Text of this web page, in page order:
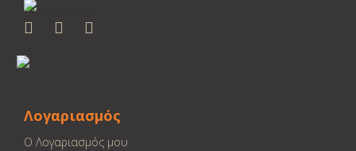
Λογαριασμός
Ο Λογαριασμός μου